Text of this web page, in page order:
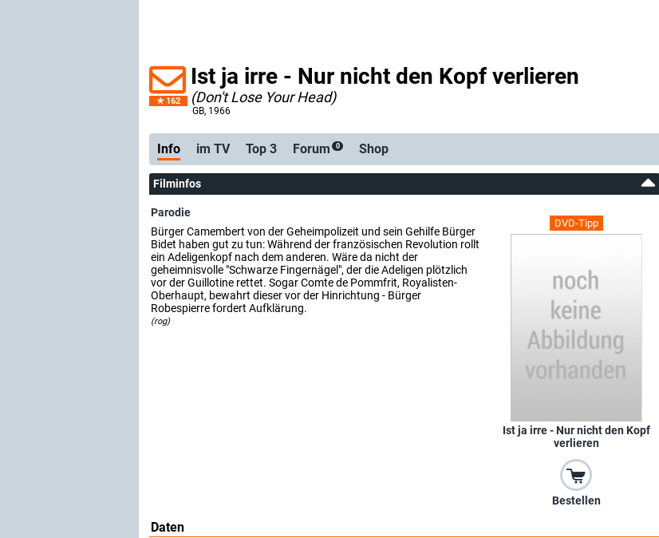
162
Ist ja irre - Nur nicht den Kopf verlieren
(Don't Lose Your Head)
GB, 1966
Info im TV Top 3 Forum 0 Shop
Filminfos
DVD-Tipp
Ist ja irre - Nur nicht den Kopf
verlieren
Bestellen
Parodie
Bürger Camembert von der Geheimpolizeit und sein Gehilfe Bürger
Bidet haben gut zu tun: Während der französischen Revolution rollt
ein Adeligenkopf nach dem anderen. Wäre da nicht der
geheimnisvolle "Schwarze Fingernägel", der die Adeligen plötzlich
vor der Guillotine rettet. Sogar Comte de Pommfrit, Royalisten-
Oberhaupt, bewahrt dieser vor der Hinrichtung - Bürger
Robespierre fordert Aufklärung.
(rog)
Daten